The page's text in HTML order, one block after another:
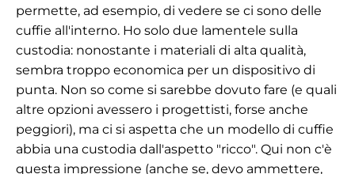
permette, ad esempio, di vedere se ci sono delle
cuffie all'interno. Ho solo due lamentele sulla
custodia: nonostante i materiali di alta qualità,
sembra troppo economica per un dispositivo di
punta. Non so come si sarebbe dovuto fare (e quali
altre opzioni avessero i progettisti, forse anche
peggiori), ma ci si aspetta che un modello di cuffie
abbia una custodia dall'aspetto "ricco". Qui non c'è
questa impressione (anche se, devo ammettere,